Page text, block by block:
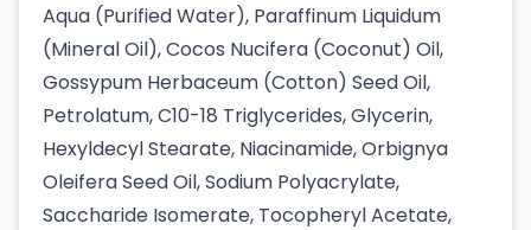
Aqua (Purified Water), Paraffinum Liquidum
(Mineral Oil), Cocos Nucifera (Coconut) Oil,
Gossypum Herbaceum (Cotton) Seed Oil,
Petrolatum, C10-18 Triglycerides, Glycerin,
Hexyldecyl Stearate, Niacinamide, Orbignya
Oleifera Seed Oil, Sodium Polyacrylate,
Saccharide Isomerate, Tocopheryl Acetate,